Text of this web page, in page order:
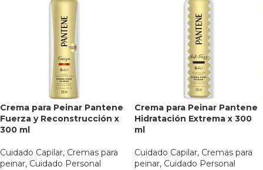
Crema para Peinar Pantene
Fuerza y Reconstrucción x
300 ml
Cuidado Capilar, Cremas para
peinar, Cuidado Personal
Crema para Peinar Pantene
Hidratación Extrema x 300
ml
Cuidado Capilar, Cremas para
peinar, Cuidado Personal